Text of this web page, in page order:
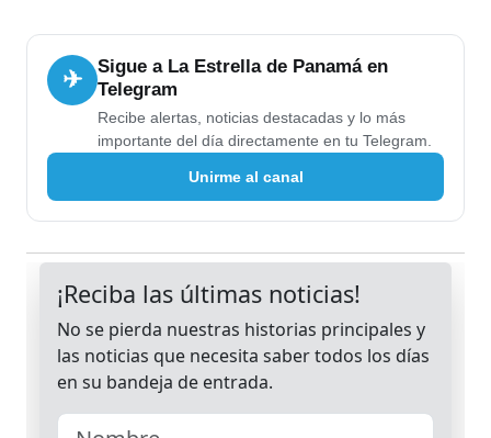
✈
Sigue a La Estrella de Panamá en
Telegram
Recibe alertas, noticias destacadas y lo más
importante del día directamente en tu Telegram.
Unirme al canal